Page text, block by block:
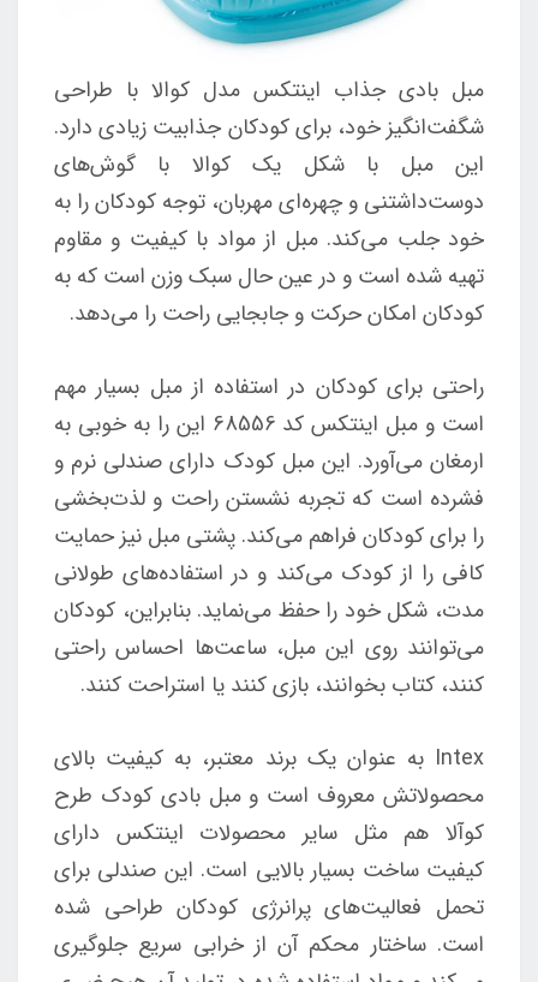
مبل بادی جذاب اینتکس مدل کوالا با طراحی
شگفت‌انگیز خود، برای کودکان جذابیت زیادی دارد.
این مبل با شکل یک کوالا با گوش‌های
دوست‌داشتنی و چهره‌ای مهربان، توجه کودکان را به
خود جلب می‌کند. مبل از مواد با کیفیت و مقاوم
تهیه شده است و در عین حال سبک وزن است که به
کودکان امکان حرکت و جابجایی راحت را می‌دهد.
راحتی برای کودکان در استفاده از مبل بسیار مهم
است و مبل اینتکس کد 68556 این را به خوبی به
ارمغان می‌آورد. این مبل کودک دارای صندلی نرم و
فشرده است که تجربه نشستن راحت و لذت‌بخشی
را برای کودکان فراهم می‌کند. پشتی مبل نیز حمایت
کافی را از کودک می‌کند و در استفاده‌های طولانی
مدت، شکل خود را حفظ می‌نماید. بنابراین، کودکان
می‌توانند روی این مبل، ساعت‌ها احساس راحتی
کنند، کتاب بخوانند، بازی کنند یا استراحت کنند.
Intex به عنوان یک برند معتبر، به کیفیت بالای
محصولاتش معروف است و مبل بادی کودک طرح
کوآلا هم مثل سایر محصولات اینتکس دارای
کیفیت ساخت بسیار بالایی است. این صندلی برای
تحمل فعالیت‌های پرانرژی کودکان طراحی شده
است. ساختار محکم آن از خرابی سریع جلوگیری